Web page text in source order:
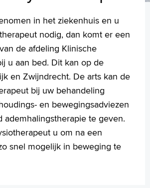
informatie
Specialismen
Werken en leren
Medewerkers
Contact
MijnASz
in het ziekenhuis en u
nodig, dan komt er een
de afdeling Klinische
u aan bed. Dit kan op de
en Zwijndrecht. De arts kan de
bij uw behandeling
en bewegingsadviezen
ademhalingstherapie te geven.
u om na een
snel mogelijk in beweging te